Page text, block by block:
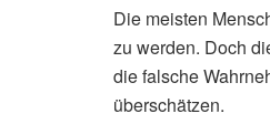
Die meisten
zu werden. Doch
die falsche
überschätzen.